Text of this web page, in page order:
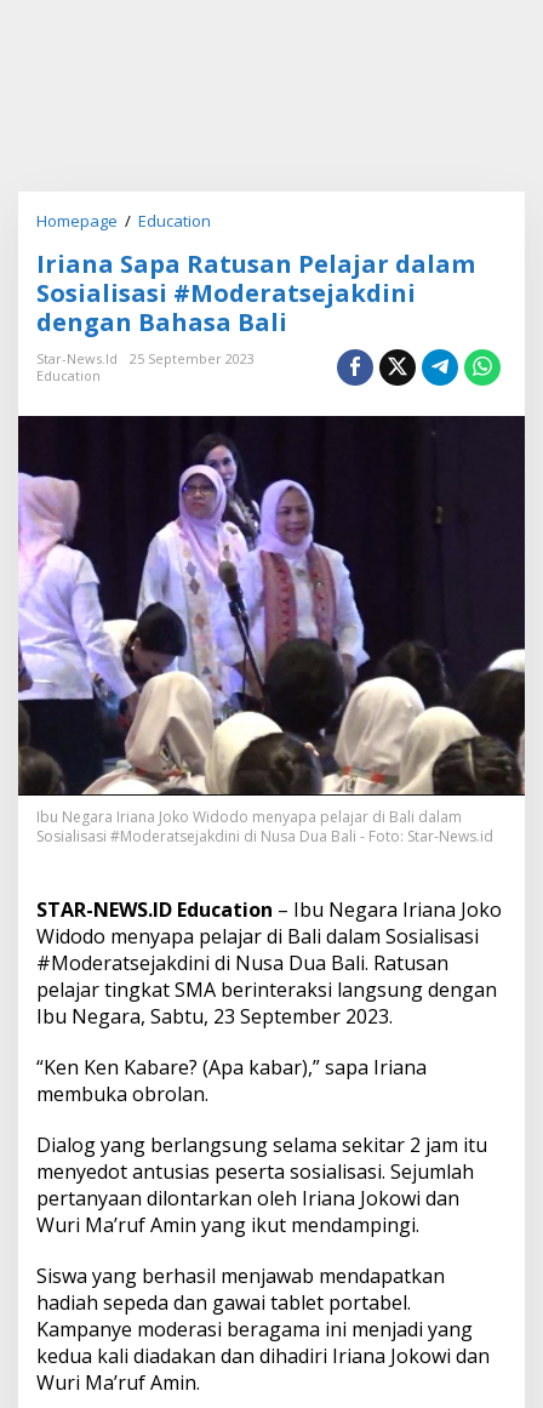
Homepage / Education
i
a
n
a
S
a
R
a
t
u
s
a
n
P
e
l
a
j
a
r
d
a
l
a
m
i
a
i
s
a
i
o
d
e
r
a
s
e
j
a
k
Iriana Sapa Ratusan Pelajar dalam
Sosialisasi #Moderatsejakdini
dengan Bahasa Bali
Star-News.id
25 September 2023
Education
Ibu Negara Iriana Joko Widodo menyapa pelajar di Bali dalam
Sosialisasi #Moderatsejakdini di Nusa Dua Bali - Foto: Star-News.id
STAR-NEWS.ID Education – Ibu Negara Iriana Joko
Widodo menyapa pelajar di Bali dalam Sosialisasi
#Moderatsejakdini di Nusa Dua Bali. Ratusan
pelajar tingkat SMA berinteraksi langsung dengan
Ibu Negara, Sabtu, 23 September 2023.
“Ken Ken Kabare? (Apa kabar),” sapa Iriana
membuka obrolan.
Dialog yang berlangsung selama sekitar 2 jam itu
menyedot antusias peserta sosialisasi. Sejumlah
pertanyaan dilontarkan oleh Iriana Jokowi dan
Wuri Ma’ruf Amin yang ikut mendampingi.
Siswa yang berhasil menjawab mendapatkan
hadiah sepeda dan gawai tablet portabel.
Kampanye moderasi beragama ini menjadi yang
kedua kali diadakan dan dihadiri Iriana Jokowi dan
Wuri Ma’ruf Amin.